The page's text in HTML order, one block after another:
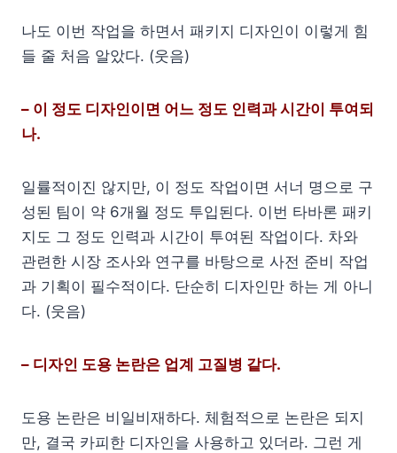
나도 이번 작업을 하면서 패키지 디자인이 이렇게 힘
들 줄 처음 알았다. (웃음)
– 이 정도 디자인이면 어느 정도 인력과 시간이 투여되
나.
일률적이진 않지만, 이 정도 작업이면 서너 명으로 구
성된 팀이 약 6개월 정도 투입된다. 이번 타바론 패키
지도 그 정도 인력과 시간이 투여된 작업이다. 차와
관련한 시장 조사와 연구를 바탕으로 사전 준비 작업
과 기획이 필수적이다. 단순히 디자인만 하는 게 아니
다. (웃음)
– 디자인 도용 논란은 업계 고질병 같다.
도용 논란은 비일비재하다. 체험적으로 논란은 되지
만, 결국 카피한 디자인을 사용하고 있더라. 그런 게